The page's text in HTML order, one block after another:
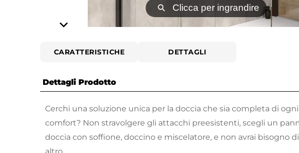
⚲ Clicca per ingrandire
CARATTERISTICHE DETTAGLI
Dettagli Prodotto
Cerchi una soluzione unica per la doccia che sia completa di ogni
comfort? Non stravolgere gli attacchi preesistenti, scegli un
doccia con soffione, doccino e miscelatore, e non avrai bisogno di